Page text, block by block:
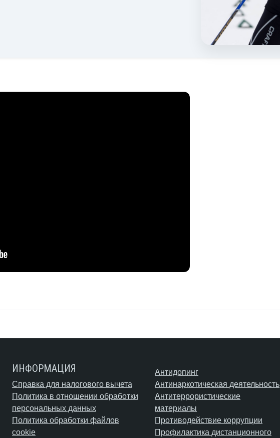
ИНФОРМАЦИЯ
Справка для налогового вычета
Политика в отношении обработки
персональных данных
Политика обработки файлов
cookie
Антидопинг
Антинаркотическая деятельность
Антитеррористические
материалы
Противодействие коррупции
Профилактика дистанционного